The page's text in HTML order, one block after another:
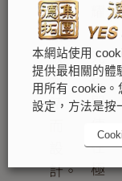
為
原
款
腕
錶
計。
目
光
芒，
即
在
極
本網站使用
提供最相關的體
用所有 cookie。
設定，方法是按